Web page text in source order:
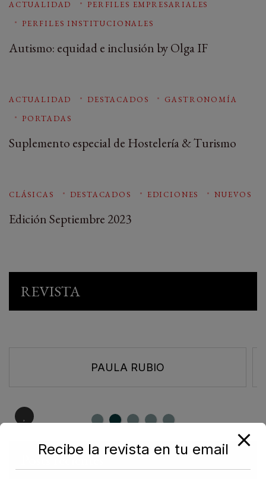
ACTUALIDAD
PERFILES EMPRESARIALES
PERFILES INSTITUCIONALES
Autismo: equidad e inclusión by Olga IF
ACTUALIDAD DESTACADOS
GASTRONOMÍA
PORTADAS
Suplemento especial de Hostelería & Turismo
CLÁSICAS DESTACADOS EDICIONES NUEVOS
Edición Septiembre 2023
REVISTA
PAULA RUBIO
Posts recientes
Recibe la revista en tu email